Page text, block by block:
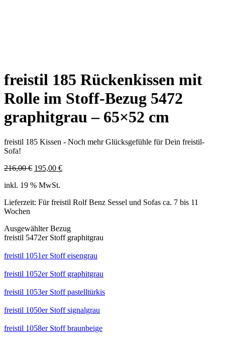
freistil 185 Rückenkissen mit
Rolle im Stoff-Bezug 5472
graphitgrau – 65×52 cm
freistil 185 Kissen - Noch mehr Glücksgefühle für Dein freistil-
Sofa!
216,00€ Ursprünglicher
war:
195,00 €Aktueller
inkl. 19 % MwSt.
Lieferzeit: Für freistil Rolf Benz Sessel und Sofas ca. 7 bis 11
Wochen
Ausgewählter Bezug
freistil 5472er Stoff graphitgrau
freistil 1051er Stoff eisengrau
freistil 1052er Stoff graphitgrau
freistil 1053er Stoff pastelltürkis
freistil 1050er Stoff signalgrau
freistil 1058er Stoff braunbeige